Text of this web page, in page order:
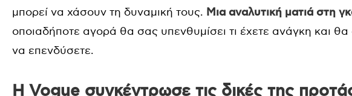
μπορεί να χάσουν τη δυναμική τους. Μια αναλυτική ματιά στη
οποιαδήποτε αγορά θα σας υπενθυμίσει τι έχετε ανάγκη και θα
να επενδύσετε.
Η Vogue συγκέντρωσε τις δικές της